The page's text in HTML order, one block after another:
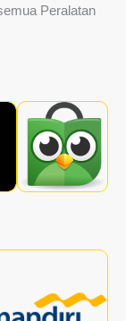
Peralatan